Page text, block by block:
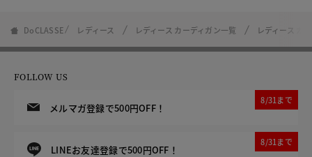
DoCLASSE レディース レディース カーディガン一覧 レディース カ
FOLLOW US
メルマガ登録で500円OFF！
8/31まで
LINEお友達登録で500円OFF！
8/31まで